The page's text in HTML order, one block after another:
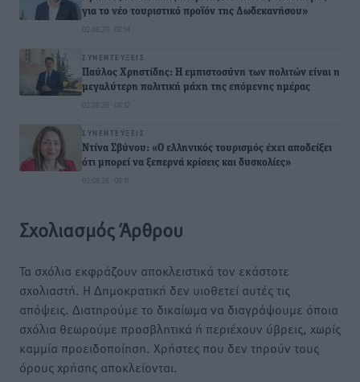
για το νέο τουριστικό προϊόν της Δωδεκανήσου»
02.08.26 · 08:14
ΣΥΝΕΝΤΕΎΞΕΙΣ
Παύλος Χρηστίδης: Η εμπιστοσύνη των πολιτών είναι η
μεγαλύτερη πολιτική μάχη της επόμενης ημέρας
02.08.26 · 08:12
ΣΥΝΕΝΤΕΎΞΕΙΣ
Ντίνα Σβύνου: «Ο ελληνικός τουρισμός έχει αποδείξει
ότι μπορεί να ξεπερνά κρίσεις και δυσκολίες»
02.08.26 · 08:11
Σχολιασμός Άρθρου
Τα σχόλια εκφράζουν αποκλειστικά τον εκάστοτε
σχολιαστή. Η Δημοκρατική δεν υιοθετεί αυτές τις
απόψεις. Διατηρούμε το δικαίωμα να διαγράψουμε όποια
σχόλια θεωρούμε προσβλητικά ή περιέχουν ύβρεις, χωρίς
καμμία προειδοποίηση. Χρήστες που δεν τηρούν τους
όρους χρήσης αποκλείονται.